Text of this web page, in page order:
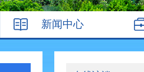
新闻中心